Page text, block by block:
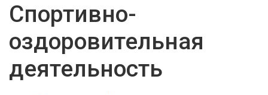
Спортивно-
оздоровительная
деятельность